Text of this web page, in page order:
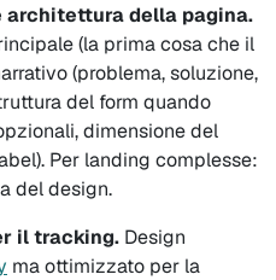
architettura della pagina.
(la prima cosa che il
(problema, soluzione,
del form quando
dimensione del
Per landing complesse:
del design.
il tracking. Design
ma ottimizzato per la